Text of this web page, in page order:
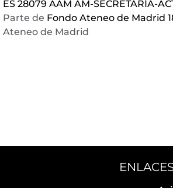
ES 28079 AAM AM-SECRETARÍA-
Parte de Fondo Ateneo de Madrid
Ateneo de Madrid